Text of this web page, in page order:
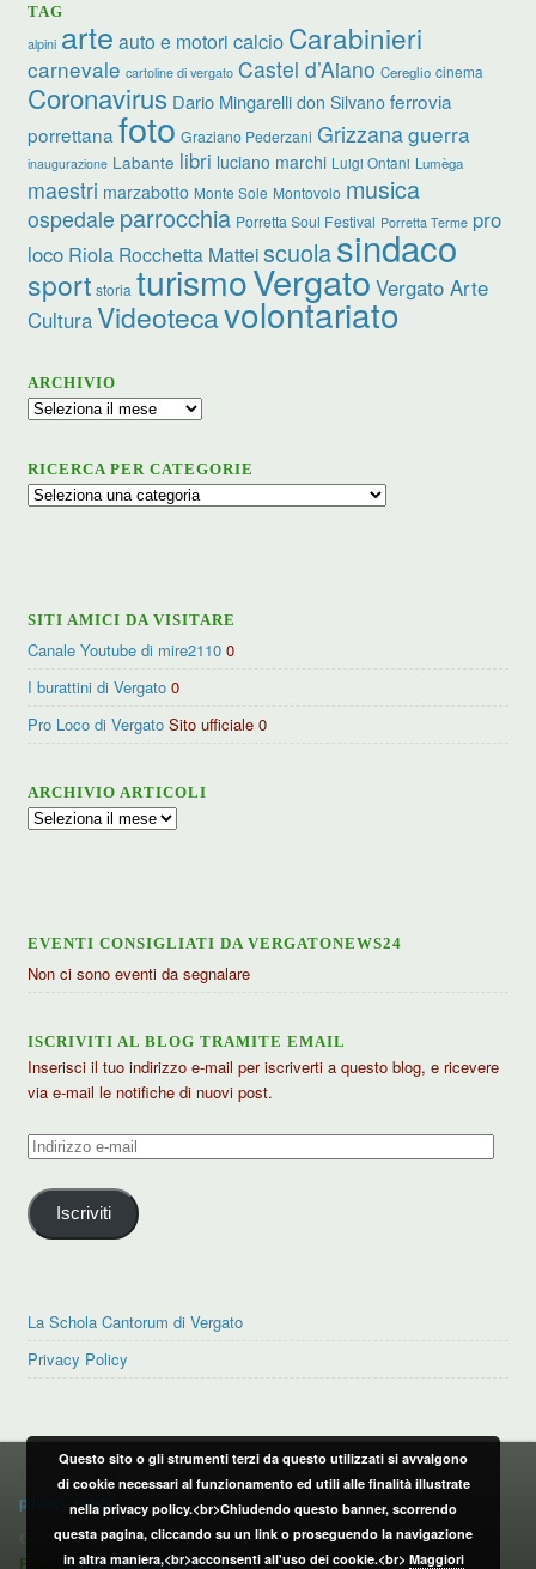
TAG
alpini arte auto e motori calcio Carabinieri
carnevale cartoline di vergato Castel d’Aiano Cereglio cinema
Coronavirus Dario Mingarelli don Silvano ferrovia
porrettana foto Graziano Pederzani Grizzanaguerra
inaugurazione Labante libri luciano marchi Luigi Ontani Lumèga
maestri marzabotto Monte Sole Montovolo musica
ospedale parrocchia Porretta Soul Festival Porretta Terme pro
loco Riola Rocchetta Matteiscuolasindaco
sport storia turismoVergato Vergato Arte
CulturaVideotecavolontariato
ARCHIVIO
Archivio
RICERCA PER CATEGORIE
Ricerca
SITI AMICI DA VISITARE
Canale Youtube di mire2110 0
I burattini di Vergato 0
Pro Loco di Vergato Sito ufficiale 0
ARCHIVIO ARTICOLI
Archivio
EVENTI CONSIGLIATI DA VERGATONEWS24
Non ci sono eventi da segnalare
ISCRIVITI AL BLOG TRAMITE EMAIL
Inserisci il tuo indirizzo e-mail per iscriverti a questo blog, e ricevere
via e-mail le notifiche di nuovi post.
Indirizzo
mail
Iscriviti
La Schola Cantorum di Vergato
Privacy Policy
PRIVACY POLICY
privacy policy
CONTATTI:
Email:info@vergatonews24.it
Questo sito o gli strumenti terzi da questo utilizzati si avvalgono
di cookie necessari al funzionamento ed utili alle finalità illustrate
nella privacy policy.<br>Chiudendo questo banner, scorrendo
questa pagina, cliccando su un link o proseguendo la navigazione
in altra maniera,<br>acconsenti all'uso dei cookie.<br> Maggiori